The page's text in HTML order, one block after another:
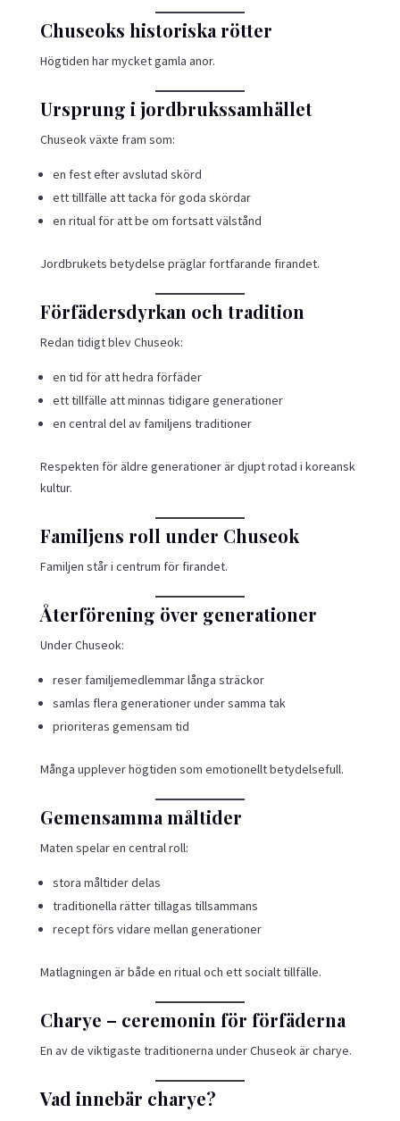
Chuseoks historiska rötter
Högtiden har mycket gamla anor.
Ursprung i jordbrukssamhället
Chuseok växte fram som:
en fest efter avslutad skörd
ett tillfälle att tacka för goda skördar
en ritual för att be om fortsatt välstånd
Jordbrukets betydelse präglar fortfarande firandet.
Förfädersdyrkan och tradition
Redan tidigt blev Chuseok:
en tid för att hedra förfäder
ett tillfälle att minnas tidigare generationer
en central del av familjens traditioner
Respekten för äldre generationer är djupt rotad i koreansk
kultur.
Familjens roll under Chuseok
Familjen står i centrum för firandet.
Återförening över generationer
Under Chuseok:
reser familjemedlemmar långa sträckor
samlas flera generationer under samma tak
prioriteras gemensam tid
Många upplever högtiden som emotionellt betydelsefull.
Gemensamma måltider
Maten spelar en central roll:
stora måltider delas
traditionella rätter tillagas tillsammans
recept förs vidare mellan generationer
Matlagningen är både en ritual och ett socialt tillfälle.
Charye – ceremonin för förfäderna
En av de viktigaste traditionerna under Chuseok är charye.
Vad innebär charye?